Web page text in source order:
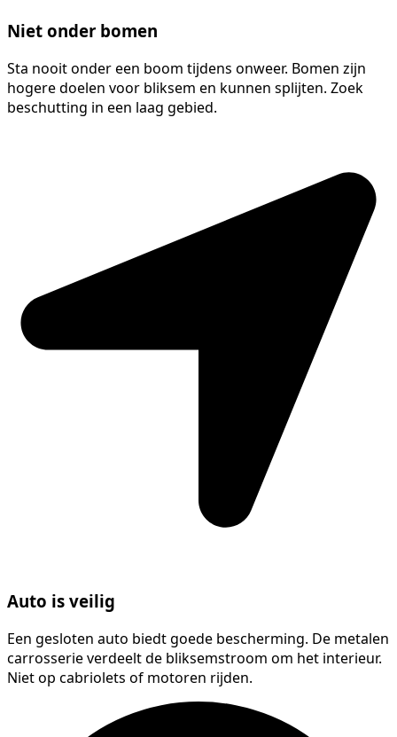
Niet onder bomen
Sta nooit onder een boom tijdens onweer. Bomen zijn
hogere doelen voor bliksem en kunnen splijten. Zoek
beschutting in een laag gebied.
Auto is veilig
Een gesloten auto biedt goede bescherming. De metalen
carrosserie verdeelt de bliksemstroom om het interieur.
Niet op cabriolets of motoren rijden.